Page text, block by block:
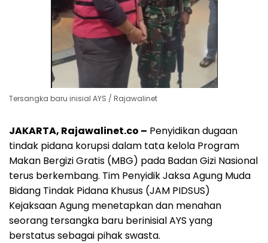
Tersangka baru inisial AYS / Rajawalinet
JAKARTA, Rajawalinet.co – Penyidikan dugaan
tindak pidana korupsi dalam tata kelola Program
Makan Bergizi Gratis (MBG) pada Badan Gizi Nasional
terus berkembang. Tim Penyidik Jaksa Agung Muda
Bidang Tindak Pidana Khusus (JAM PIDSUS)
Kejaksaan Agung menetapkan dan menahan
seorang tersangka baru berinisial AYS yang
berstatus sebagai pihak swasta.